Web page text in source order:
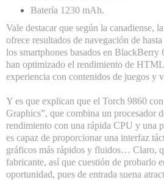
Batería 1230 mAh.
Vale destacar que según la canadiense,
ofrece resultados de navegación de
los smartphones basados en BlackBerry
han optimizado el rendimiento de
experiencia con contenidos de juegos y
Y es que explican que el Torch 9860
Graphics”, que combina un procesador
rendimiento con una rápida CPU y una
es capaz de proporcionar una interfaz
gráficos más rápidos y fluidos… Claro,
fabricante, así que cuestión de probarlo
oportunidad, pues de entrada suena